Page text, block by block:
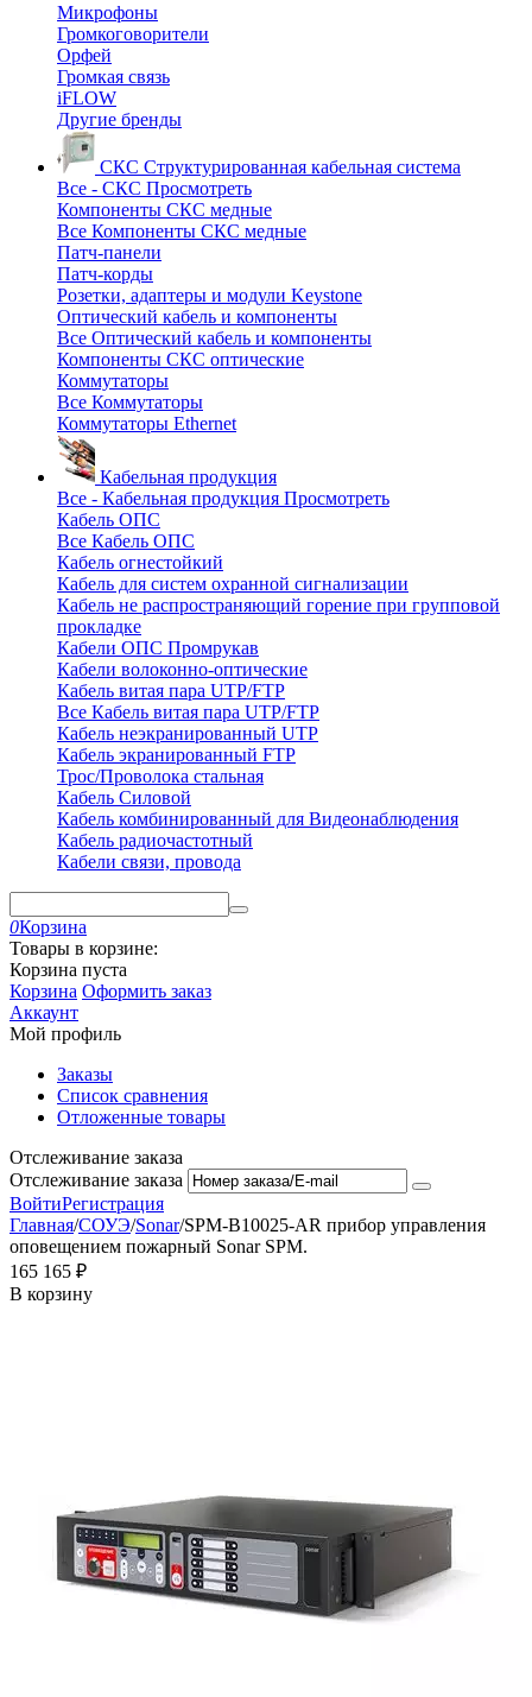
Микрофоны
Громкоговорители
Орфей
Громкая связь
iFLOW
Другие бренды
СКС Структурированная кабельная система
Все - СКС Просмотреть
Компоненты СКС медные
Все Компоненты СКС медные
Патч-панели
Патч-корды
Розетки, адаптеры и модули Keystone
Оптический кабель и компоненты
Все Оптический кабель и компоненты
Компоненты СКС оптические
Коммутаторы
Все Коммутаторы
Коммутаторы Ethernet
Кабельная продукция
Все - Кабельная продукция Просмотреть
Кабель ОПС
Все Кабель ОПС
Кабель огнестойкий
Кабель для систем охранной сигнализации
Кабель не распространяющий горение при групповой
прокладке
Кабели ОПС Промрукав
Кабели волоконно-оптические
Кабель витая пара UTP/FTP
Все Кабель витая пара UTP/FTP
Кабель неэкранированный UTP
Кабель экранированный FTP
Трос/Проволока стальная
Кабель Силовой
Кабель комбинированный для Видеонаблюдения
Кабель радиочастотный
Кабели связи, провода
0Корзина
Товары в корзине:
Корзина пуста
Корзина Оформить заказ
Аккаунт
Мой профиль
Заказы
Список сравнения
Отложенные товары
Отслеживание заказа
Отслеживание заказа
ВойтиРегистрация
Главная/СОУЭ/Sonar/SPM-B10025-AR прибор управления
оповещением пожарный Sonar SPM.
165 165 ₽
В корзину